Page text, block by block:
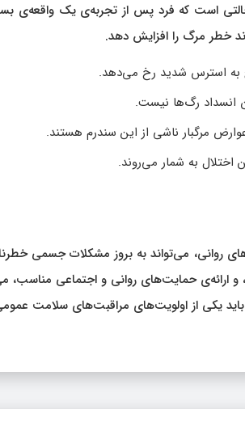
است که فرد پس از تجربه‌ی یک واقعه‌ی
خطر مرگ را افزایش دهد.
به استرس شدید رخ می‌دهد.
انسداد رگ‌ها نیست.
مرگبار ناشی از این سندرم هستند.
اختلال به شمار می‌روند.
روانی، می‌تواند به بروز مشکلات جسمی
ارائه‌ی حمایت‌های روانی و اجتماعی مناسب،
یکی از اولویت‌های مراقبت‌های سلامت